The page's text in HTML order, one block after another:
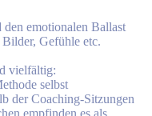
den emotionalen Ballast
Gefühle etc.
vielfältig:
selbst
der Coaching-Sitzungen
empfinden es als